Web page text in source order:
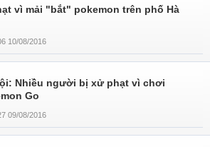
vì mải "bắt" pokemon trên phố Hà
10/08/2016
Nhiều người bị xử phạt vì chơi
Go
09/08/2016